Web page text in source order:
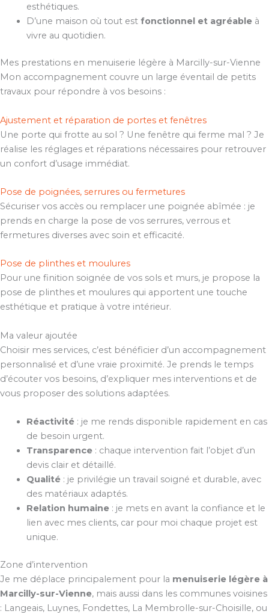
esthétiques.
D’une maison où tout est fonctionnel et agréableà
vivre au quotidien.
Mes prestations en menuiserie légère à Marcilly-sur-Vienne
Mon accompagnement couvre un large éventail de petits
travaux pour répondre à vos besoins :
Ajustement et réparation de portes et fenêtres
Une porte qui frotte au sol ? Une fenêtre qui ferme mal ? Je
réalise les réglages et réparations nécessaires pour retrouver
un confort d’usage immédiat.
Pose de poignées, serrures ou fermetures
Sécuriser vos accès ou remplacer une poignée abîmée : je
prends en charge la pose de vos serrures, verrous et
fermetures diverses avec soin et efficacité.
Pose de plinthes et moulures
Pour une finition soignée de vos sols et murs, je propose la
pose de plinthes et moulures qui apportent une touche
esthétique et pratique à votre intérieur.
Ma valeur ajoutée
Choisir mes services, c’est bénéficier d’un accompagnement
personnalisé et d’une vraie proximité. Je prends le temps
d’écouter vos besoins, d’expliquer mes interventions et de
vous proposer des solutions adaptées.
Réactivité: je me rends disponible rapidement en cas
de besoin urgent.
Transparence: chaque intervention fait l’objet d’un
devis clair et détaillé.
Qualité: je privilégie un travail soigné et durable, avec
des matériaux adaptés.
Relation humaine: je mets en avant la confiance et le
lien avec mes clients, car pour moi chaque projet est
unique.
Zone d’intervention
Je me déplace principalement pour la menuiserie légère à
Marcilly-sur-Vienne, mais aussi dans les communes voisines
: Langeais, Luynes, Fondettes, La Membrolle-sur-Choisille, ou